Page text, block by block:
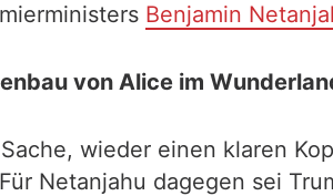
Benjamin
von Alice im
wieder einen klaren
Netanjahu dagegen sei